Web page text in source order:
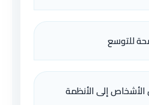
للتوسع
إلى الأنظمة